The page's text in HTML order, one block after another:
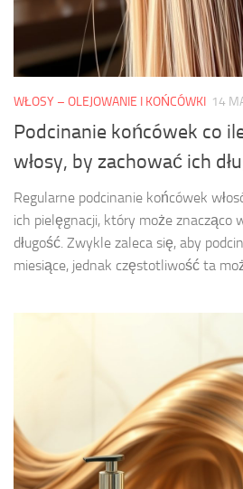
WŁOSY – OLEJOWANIE I KOŃCÓWKI 14
Podcinanie końcówek co
włosy, by zachować ich
Regularne podcinanie końcówek
ich pielęgnacji, który może znacząco
długość. Zwykle zaleca się, aby
miesiące, jednak częstotliwość ta